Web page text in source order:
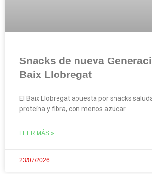
Snacks de nueva
Baix Llobregat
El Baix Llobregat apuesta por snacks
proteína y fibra, con menos azúcar.
LEER MÁS »
23/07/2026